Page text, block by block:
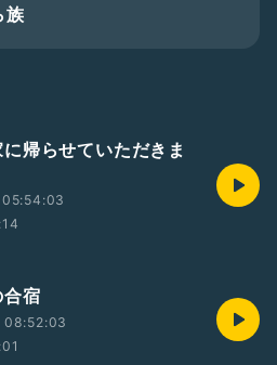
族
帰らせていただきま
宿